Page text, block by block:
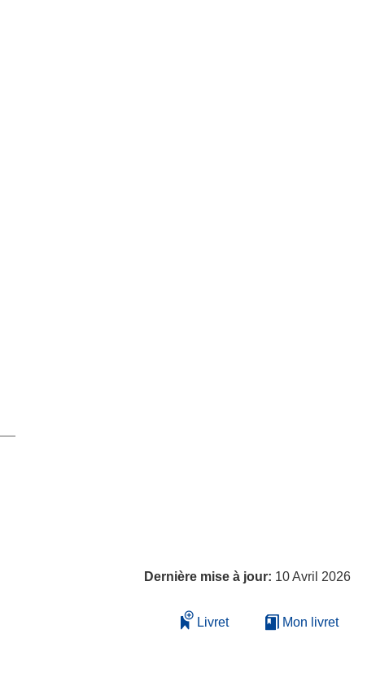
Dernière mise à jour: 10 Avril 2026
Livret Mon livret